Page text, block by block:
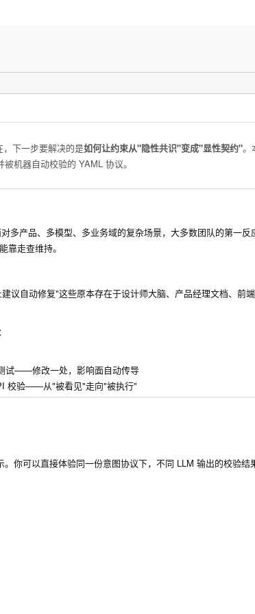
下一步要解决的是如何让约束从"隐性共识"变成"显性契约"。
机器自动校验的 YAML 协议。
多产品、多模型、多业务域的复杂场景，大多数团队的第一反
走查维持。
议自动修复"这些原本存在于设计师大脑、产品经理文档、前
试——修改一处，影响面自动传导
校验——从"被看见"走向"被执行"
你可以直接体验同一份意图协议下，不同 LLM 输出的校验结